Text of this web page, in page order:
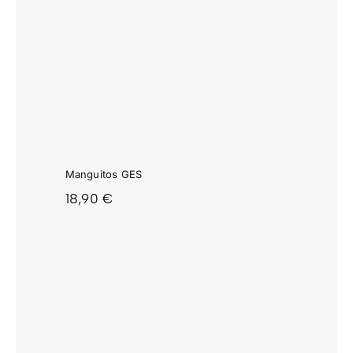
Manguitos GES
18,90€